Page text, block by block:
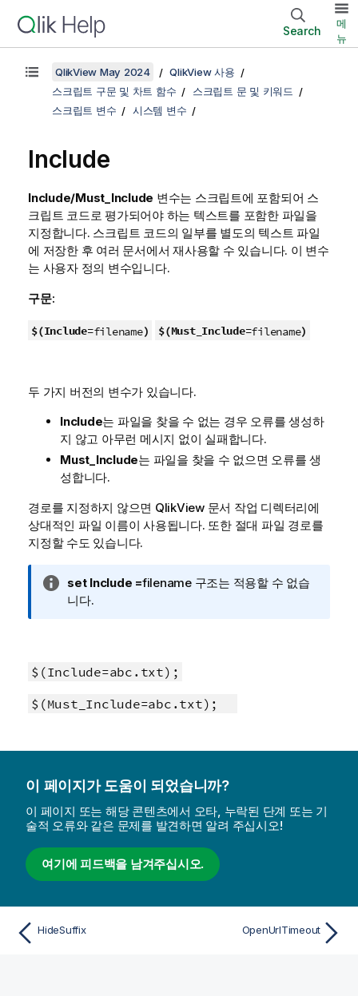
Search
메
뉴
QlikView May 2024
QlikView 사용
스크립트 구문 및 차트 함수
스크립트 문 및 키워드
스크립트 변수
시스템 변수
Include
Include/Must_Include 변수는 스크립트에 포함되어 스
크립트 코드로 평가되어야 하는 텍스트를 포함한 파일을
지정합니다. 스크립트 코드의 일부를 별도의 텍스트 파일
에 저장한 후 여러 문서에서 재사용할 수 있습니다. 이 변수
는 사용자 정의 변수입니다.
구문:
$(Include=filename) $(Must_Include=filename)
두 가지 버전의 변수가 있습니다.
Include는 파일을 찾을 수 없는 경우 오류를 생성하
지 않고 아무런 메시지 없이 실패합니다.
Must_Include는 파일을 찾을 수 없으면 오류를 생
성합니다.
경로를 지정하지 않으면 QlikView문서 작업 디렉터리에
상대적인 파일 이름이 사용됩니다. 또한 절대 파일 경로를
지정할 수도 있습니다.
정
보
set Include =filename구조는 적용할 수 없습
니다.
$(Include=abc.txt);
$(Must_Include=abc.txt);
이 페이지가 도움이 되었습니까?
이 페이지 또는 해당 콘텐츠에서 오타, 누락된 단계 또는 기
술적 오류와 같은 문제를 발견하면 알려 주십시오!
여기에 피드백을 남겨주십시오.
HideSuffix OpenUrlTimeout